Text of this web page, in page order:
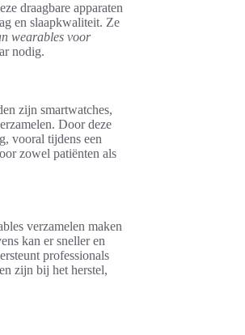
draagbare apparaten
en slaapkwaliteit. Ze
wearables voor
nodig.
zijn smartwatches,
Door deze
vooral tijdens een
zowel patiënten als
verzamelen maken
kan er sneller en
professionals
zijn bij het herstel,